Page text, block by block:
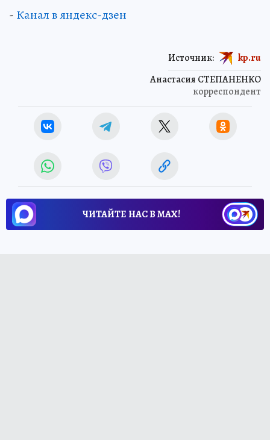
- Канал в яндекс-дзен
Анастасия СТЕПАНЕНКО
корреспондент
Источник: kp.ru
ЧИТАЙТЕ НАС В МАХ!